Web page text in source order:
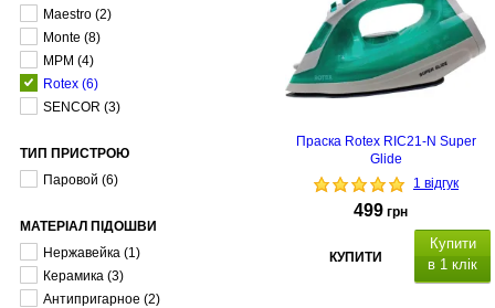
Maestro (2)
Monte (8)
MPM (4)
Rotex (6)
SENCOR (3)
ТИП ПРИСТРОЮ
Паровой (6)
МАТЕРІАЛ ПІДОШВИ
Нержавейка (1)
Керамика (3)
Антипригарное (2)
Праска Rotex RIC21-N Super
Glide
1 відгук
499 грн
КУПИТИ
Купити
в 1 клік